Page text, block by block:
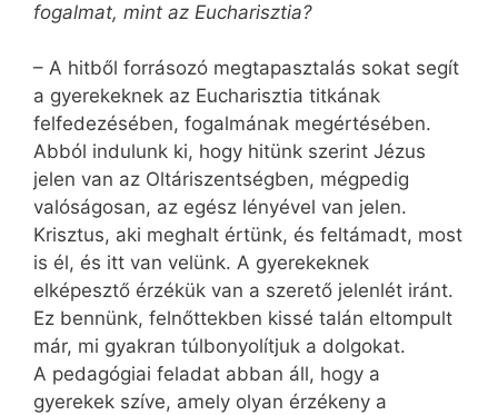
fogalmat, mint az Eu­charisztia?
– A hitből forrásozó megtapasztalás sokat segít
a gyerekeknek az Eucharisztia titkának
felfedezésében, fogalmának megértésében.
Abból indulunk ki, hogy hitünk szerint Jézus
jelen van az Oltáriszentségben, mégpedig
valóságosan, az egész lényével van jelen.
Krisztus, aki meghalt értünk, és feltámadt, most
is él, és itt van velünk. A gyerekeknek
elképesztő érzékük van a szerető jelenlét iránt.
Ez bennünk, felnőttekben kissé talán eltompult
már, mi gyakran túlbonyolítjuk a dolgokat.
A pedagógiai feladat abban áll, hogy a
gyerekek szíve, amely olyan érzékeny a